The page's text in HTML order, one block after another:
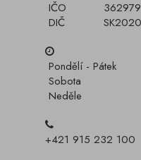
IČO
DIČ
Pondělí - Pátek
Sobota
Neděle
+421 915 232 100